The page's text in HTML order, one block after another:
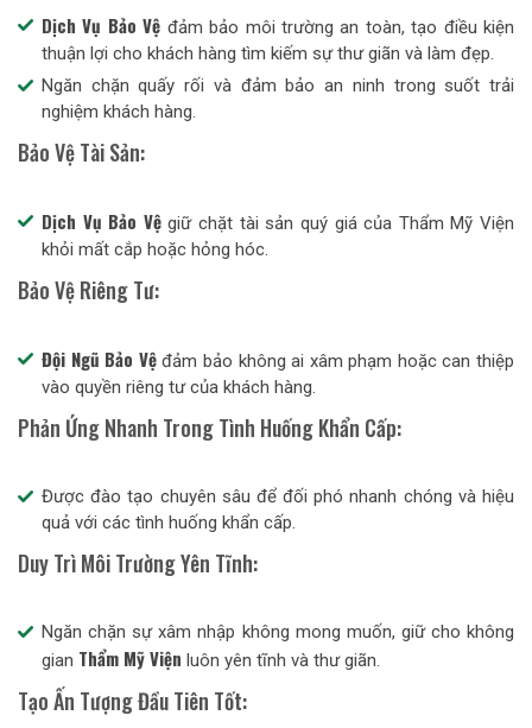
Dịch Vụ Bảo Vệ đảm bảo môi trường an toàn, tạo điều kiện
thuận lợi cho khách hàng tìm kiếm sự thư giãn và làm đẹp.
Ngăn chặn quấy rối và đảm bảo an ninh trong suốt trải
nghiệm khách hàng.
Bảo Vệ Tài Sản:
Dịch Vụ Bảo Vệgiữ chặt tài sản quý giá của Thẩm Mỹ Viện
khỏi mất cắp hoặc hỏng hóc.
Bảo Vệ Riêng Tư:
Đội Ngũ Bảo Vệđảm bảo không ai xâm phạm hoặc can thiệp
vào quyền riêng tư của khách hàng.
Phản Ứng Nhanh Trong Tình Huống Khẩn Cấp:
Được đào tạo chuyên sâu để đối phó nhanh chóng và hiệu
quả với các tình huống khẩn cấp.
Duy Trì Môi Trường Yên Tĩnh:
Ngăn chặn sự xâm nhập không mong muốn, giữ cho không
gian Thẩm Mỹ Viện luôn yên tĩnh và thư giãn.
Tạo Ấn Tượng Đầu Tiên Tốt: